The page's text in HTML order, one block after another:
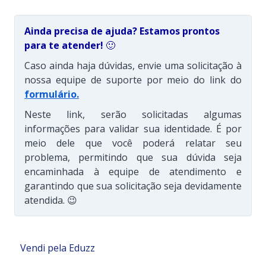
Ainda precisa de ajuda? Estamos prontos
para te atender! 🙂
Caso ainda haja dúvidas, envie uma solicitação à
nossa equipe de suporte por meio do link do
formulário.
Neste link, serão solicitadas algumas
informações para validar sua identidade. É por
meio dele que você poderá relatar seu
problema, permitindo que sua dúvida seja
encaminhada à equipe de atendimento e
garantindo que sua solicitação seja devidamente
atendida. 😉
Vendi pela Eduzz